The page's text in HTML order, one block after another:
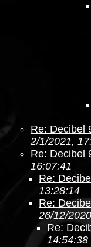
Re: Decibel
2/1/2021,
Re: Decibel
16:07:41
Re:
13:28:14
Re:
26/12/
Re:
14:54:38